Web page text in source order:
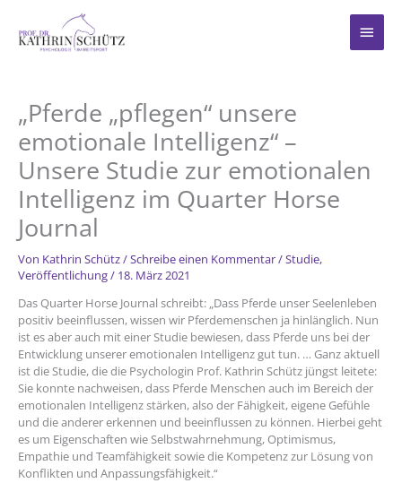
springen
„Pferde „pflegen“ unsere
emotionale Intelligenz“ –
Unsere Studie zur emotionalen
Intelligenz im Quarter Horse
Journal
Von Kathrin Schütz/Schreibe einen Kommentar/Studie,
Veröffentlichung/ 18. März 2021
Das Quarter Horse Journal schreibt: „Dass Pferde unser Seelenleben
positiv beeinflussen, wissen wir Pferdemenschen ja hinlänglich. Nun
ist es aber auch mit einer Studie bewiesen, dass Pferde uns bei der
Entwicklung unserer emotionalen Intelligenz gut tun. … Ganz aktuell
ist die Studie, die die Psychologin Prof. Kathrin Schütz jüngst leitete:
Sie konnte nachweisen, dass Pferde Menschen auch im Bereich der
emotionalen Intelligenz stärken, also der Fähigkeit, eigene Gefühle
und die anderer erkennen und beeinflussen zu können. Hierbei geht
es um Eigenschaften wie Selbstwahrnehmung, Optimismus,
Empathie und Teamfähigkeit sowie die Kompetenz zur Lösung von
Konflikten und Anpassungsfähigkeit.“